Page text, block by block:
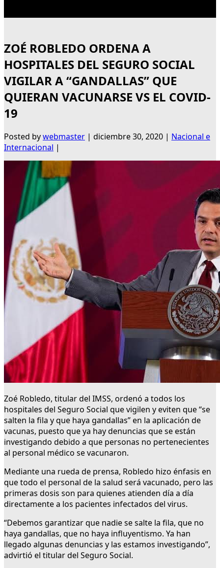
ZOÉ ROBLEDO ORDENA A
HOSPITALES DEL SEGURO SOCIAL
VIGILAR A “GANDALLAS” QUE
QUIERAN VACUNARSE VS EL COVID-
19
Posted bywebmaster | diciembre 30, 2020 | Nacional e
Internacional |
Zoé Robledo, titular del IMSS, ordenó a todos los
hospitales del Seguro Social que vigilen y eviten que “se
salten la fila y que haya gandallas” en la aplicación de
vacunas, puesto que ya hay denuncias que se están
investigando debido a que personas no pertenecientes
al personal médico se vacunaron.
Mediante una rueda de prensa, Robledo hizo énfasis en
que todo el personal de la salud será vacunado, pero las
primeras dosis son para quienes atienden día a día
directamente a los pacientes infectados del virus.
“Debemos garantizar que nadie se salte la fila, que no
haya gandallas, que no haya influyentismo. Ya han
llegado algunas denuncias y las estamos investigando”,
advirtió el titular del Seguro Social.